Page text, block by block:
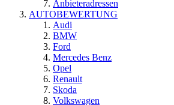
Anbieteradressen
AUTOBEWERTUNG
Audi
BMW
Ford
Mercedes Benz
Opel
Renault
Skoda
Volkswagen